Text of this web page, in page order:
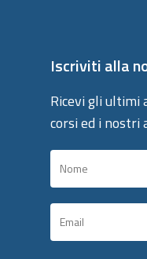
Iscriviti alla
Ricevi gli ultimi
corsi ed i